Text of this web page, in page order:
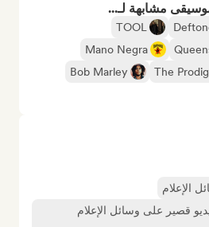
مشابهة لـ...
TOOL
Mano Negra
The
Bob Marley
الإعلام
قصير على وسائل الإعلام